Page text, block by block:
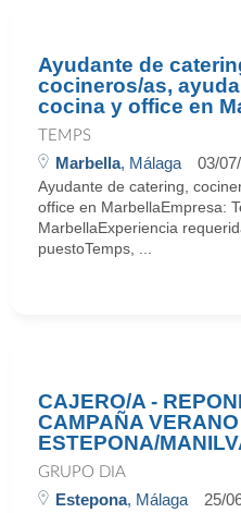
Ayudante de
cocineros/as,
cocina y office en
TEMPS
Marbella, Málaga 03/
Ayudante de catering,
office en MarbellaEmpresa:
MarbellaExperiencia
puestoTemps, ...
CAJERO/A -
CAMPAÑA VERANO
ESTEPONA/
GRUPO DIA
Estepona, Málaga 25/